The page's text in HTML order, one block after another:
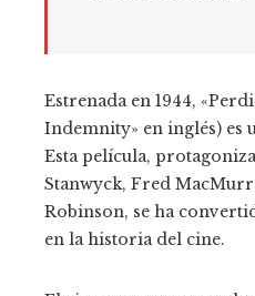
Estrenada en 1944,
Indemnity» en inglés) es
Esta película,
Stanwyck, Fred
Robinson, se ha
en la historia del cine.